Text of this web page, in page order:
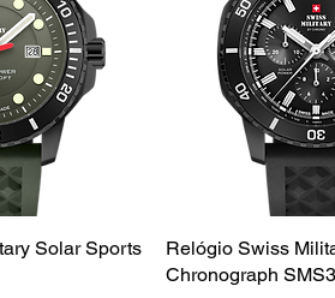
Solar Sports
Relógio Swiss
Chronograph